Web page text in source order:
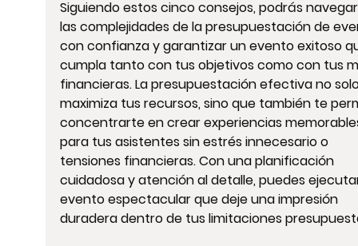
Siguiendo estos cinco consejos, podrás
las complejidades de la presupuestación de
con confianza y garantizar un evento exitoso
cumpla tanto con tus objetivos como con tus
financieras. La presupuestación efectiva no
maximiza tus recursos, sino que también te
concentrarte en crear experiencias
para tus asistentes sin estrés innecesario o
tensiones financieras. Con una planificación
cuidadosa y atención al detalle, puedes
evento espectacular que deje una impresión
duradera dentro de tus limitaciones